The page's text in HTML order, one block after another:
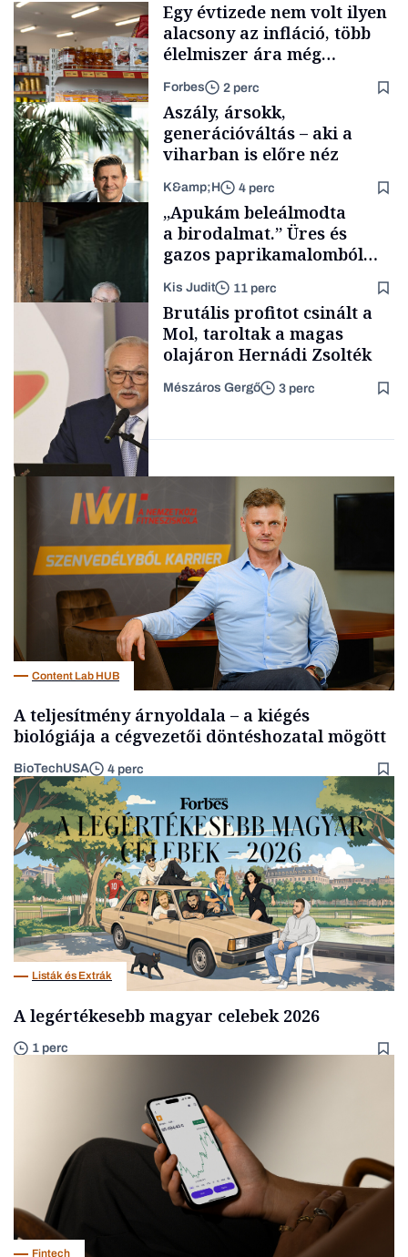
Makro
Egy évtizede nem volt ilyen
alacsony az infláció, több
élelmiszer ára még
rohamosan csökken is
Forbes 2 perc
TÁMOGATÓI
TARTALOM
Aszály, ársokk,
generációváltás – aki a
viharban is előre néz
K&amp;H 4 perc
Családi
vállalkozások
„Apukám beleálmodta
a birodalmat.” Üres és
gazos paprikamalomból
lett az igazi családi
fűszersztori
Kis Judit 11 perc
Befektetés
Brutális profitot csinált a
Mol, taroltak a magas
olajáron Hernádi Zsolték
Mészáros Gergő 3 perc
Content Lab HUB
A teljesítmény árnyoldala – a kiégés
biológiája a cégvezetői döntéshozatal mögött
BioTechUSA 4 perc
Listák és Extrák
A legértékesebb magyar celebek 2026
1 perc
Fintech